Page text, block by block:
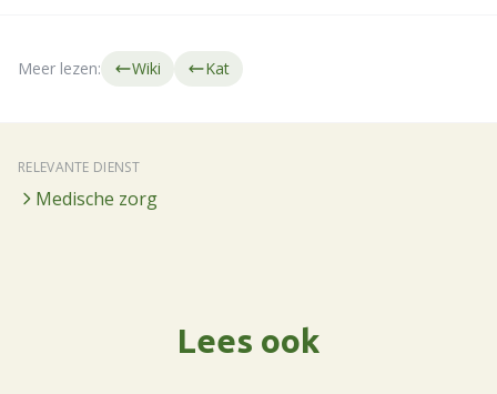
Meer lezen: Wiki Kat
RELEVANTE DIENST
Medische zorg
Lees ook